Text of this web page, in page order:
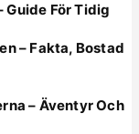
För Tidig
– Fakta, Bostad
– Äventyr Och